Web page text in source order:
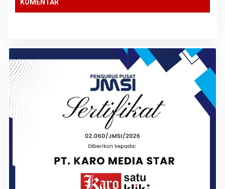
KOMENTAR